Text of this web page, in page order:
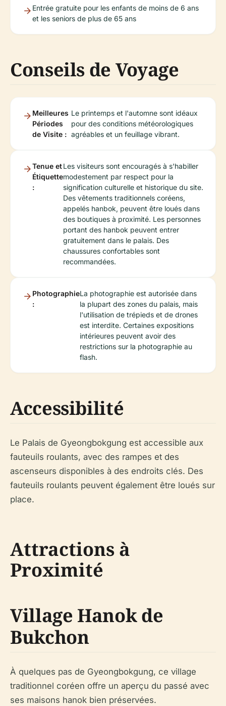
Entrée gratuite pour les enfants de moins de 6 ans
et les seniors de plus de 65 ans
Conseils de Voyage
Meilleures
Périodes
de Visite :
Le printemps et l'automne sont idéaux
pour des conditions météorologiques
agréables et un feuillage vibrant.
Tenue et
Étiquette
:
Les visiteurs sont encouragés à s'habiller
modestement par respect pour la
signification culturelle et historique du site.
Des vêtements traditionnels coréens,
appelés hanbok, peuvent être loués dans
des boutiques à proximité. Les personnes
portant des hanbok peuvent entrer
gratuitement dans le palais. Des
chaussures confortables sont
recommandées.
Photographie
:
La photographie est autorisée dans
la plupart des zones du palais, mais
l'utilisation de trépieds et de drones
est interdite. Certaines expositions
intérieures peuvent avoir des
restrictions sur la photographie au
flash.
Accessibilité
Le Palais de Gyeongbokgung est accessible aux
fauteuils roulants, avec des rampes et des
ascenseurs disponibles à des endroits clés. Des
fauteuils roulants peuvent également être loués sur
place.
Attractions à
Proximité
Village Hanok de
Bukchon
À quelques pas de Gyeongbokgung, ce village
traditionnel coréen offre un aperçu du passé avec
ses maisons hanok bien préservées.